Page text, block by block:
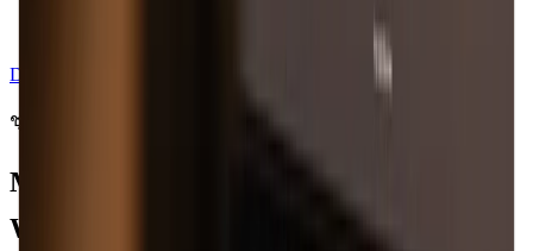
Download
ชุดเครื่องมือสร้างสรรค์สำหรับนักดนตรี
Moises App สำหรับ Mac: รวมพลังของ
Web App ทั้งหมดให้คุณใช้งานได้กับ Mac